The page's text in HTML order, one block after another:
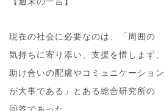
現在の社会に必要なのは、「周囲の
気持ちに寄り添い、支援を惜しまず、
助け合いの配慮やコミュニケーション
が大事である」とある総合研究所の
回答であった。